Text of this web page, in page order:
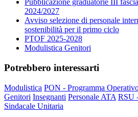
Pubblicazione graduatorie III
2024/2027
Avviso selezione di personale
sostenibilità per il primo ciclo
PTOF 2025-2028
Modulistica Genitori
Potrebbero interessarti
Modulistica PON - Programma
Genitori Insegnanti Personale ATA RSU
Sindacale Unitaria